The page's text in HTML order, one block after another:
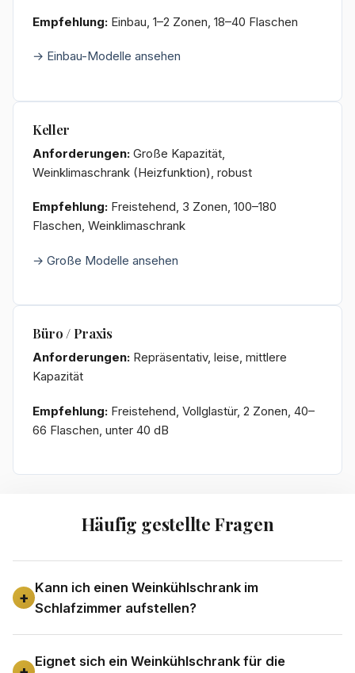
Empfehlung: Einbau, 1–2 Zonen, 18–40 Flaschen
→ Einbau-Modelle ansehen
Keller
Anforderungen: Große Kapazität,
Weinklimaschrank (Heizfunktion), robust
Empfehlung: Freistehend, 3 Zonen, 100–180
Flaschen, Weinklimaschrank
→ Große Modelle ansehen
Büro / Praxis
Anforderungen: Repräsentativ, leise, mittlere
Kapazität
Empfehlung: Freistehend, Vollglastür, 2 Zonen, 40–
66 Flaschen, unter 40 dB
Häufig gestellte Fragen
Kann ich einen Weinkühlschrank im
Schlafzimmer aufstellen?
Eignet sich ein Weinkühlschrank für die